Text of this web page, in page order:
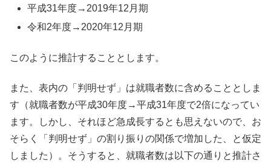
平成31年度→2019年12月期
令和2年度→2020年12月期
このように推計することとします。
また、表内の「判明せず」は就職者数に含めることとしま
す（就職者数が平成30年度→平成31年度で2倍になってい
ます。しかし、それほど急成長するとも思えないので、お
そらく「判明せず」の割り振りの関係で増加した、と仮定
しました）。そうすると、就職者数は以下の通りと推計さ